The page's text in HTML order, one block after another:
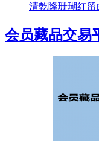
清乾隆珊瑚红留
会员藏品交易